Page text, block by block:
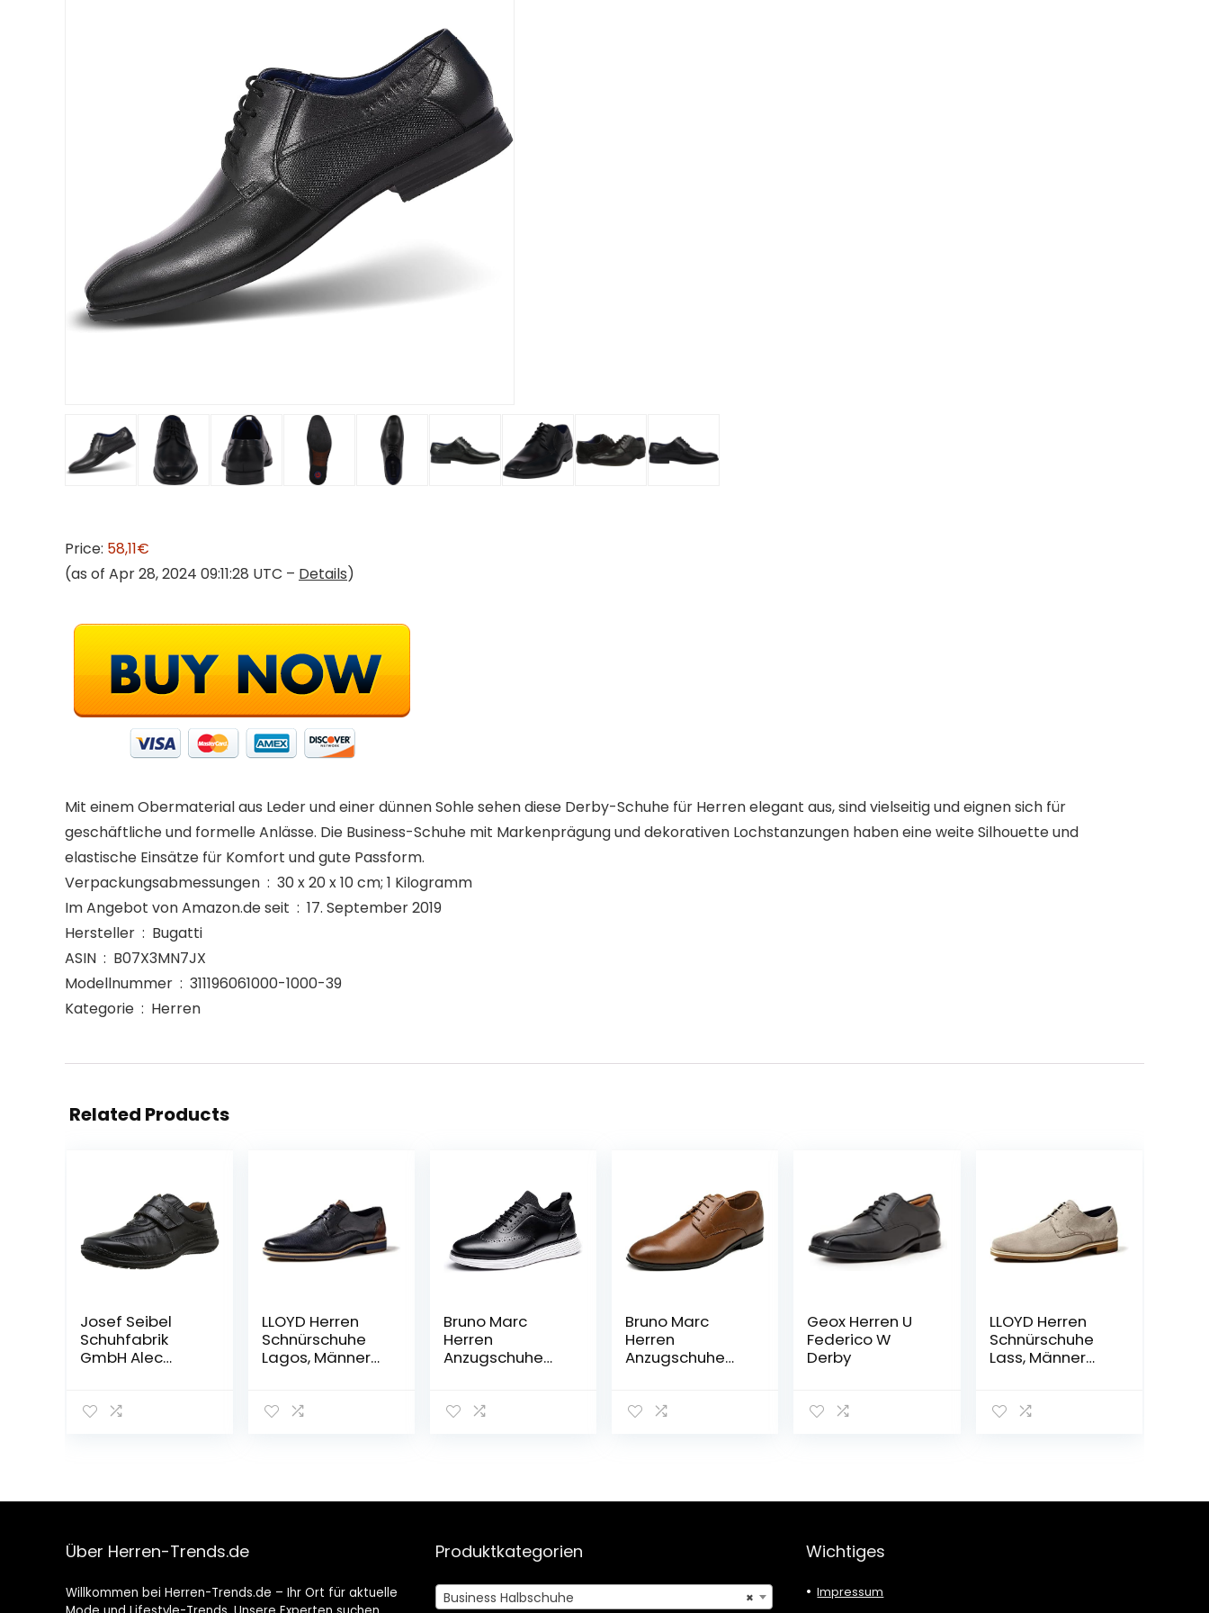
Price: 58,11€
(as of Apr 28, 2024 09:11:28 UTC – Details)
Mit einem Obermaterial aus Leder und einer dünnen Sohle sehen diese Derby-Schuhe für Herren elegant aus, sind vielseitig und eignen sich für
geschäftliche und formelle Anlässe. Die Business-Schuhe mit Markenprägung und dekorativen Lochstanzungen haben eine weite Silhouette und
elastische Einsätze für Komfort und gute Passform.
Verpackungsabmessungen ‏ : ‎ 30 x 20 x 10 cm; 1 Kilogramm
Im Angebot von Amazon.de seit ‏ : ‎ 17. September 2019
Hersteller ‏ : ‎ Bugatti
ASIN ‏ : ‎ B07X3MN7JX
Modellnummer ‏ : ‎ 311196061000-1000-39
Kategorie ‏ : ‎ Herren
Related Products
Josef Seibel
Schuhfabrik
GmbH Alec
LLOYD Herren
Schnürschuhe
Lagos, Männer
Bruno Marc
Herren
Anzugschuhe
Business Schuhe
Bruno Marc
Herren
Anzugschuhe
Business Derby
Geox Herren U
Federico W
Derby
LLOYD Herren
Schnürschuhe
Lass, Männer
Über Herren-Trends.de
Willkommen bei Herren-Trends.de – Ihr Ort für aktuelle
Produktkategorien
×
Business Halbschuhe
Wichtiges
Impressum